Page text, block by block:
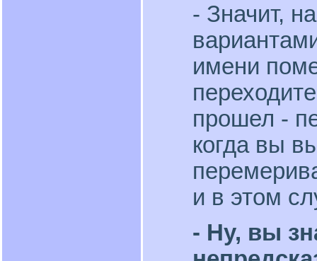
- Значит,
имени
прошел -
когда вы
и в этом
- Ну, вы